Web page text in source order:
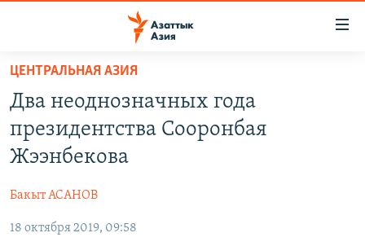
Вернуться
основному
содержанию
Вернутся
главной
Вернутся
КЫРГЫЗСТАН
НОВОСТИ
ВОЙНА В УКРАИНЕ
КЫРГЫЗЧА
ПОДПИШИТЕСЬ НА НАС В СОЦСЕТЯХ
ЦЕНТРАЛЬНАЯ АЗИЯ
Два неоднозначных года
президентства Сооронбая
Жээнбекова
Бакыт АСАНОВ
18 октября 2019, 09:58